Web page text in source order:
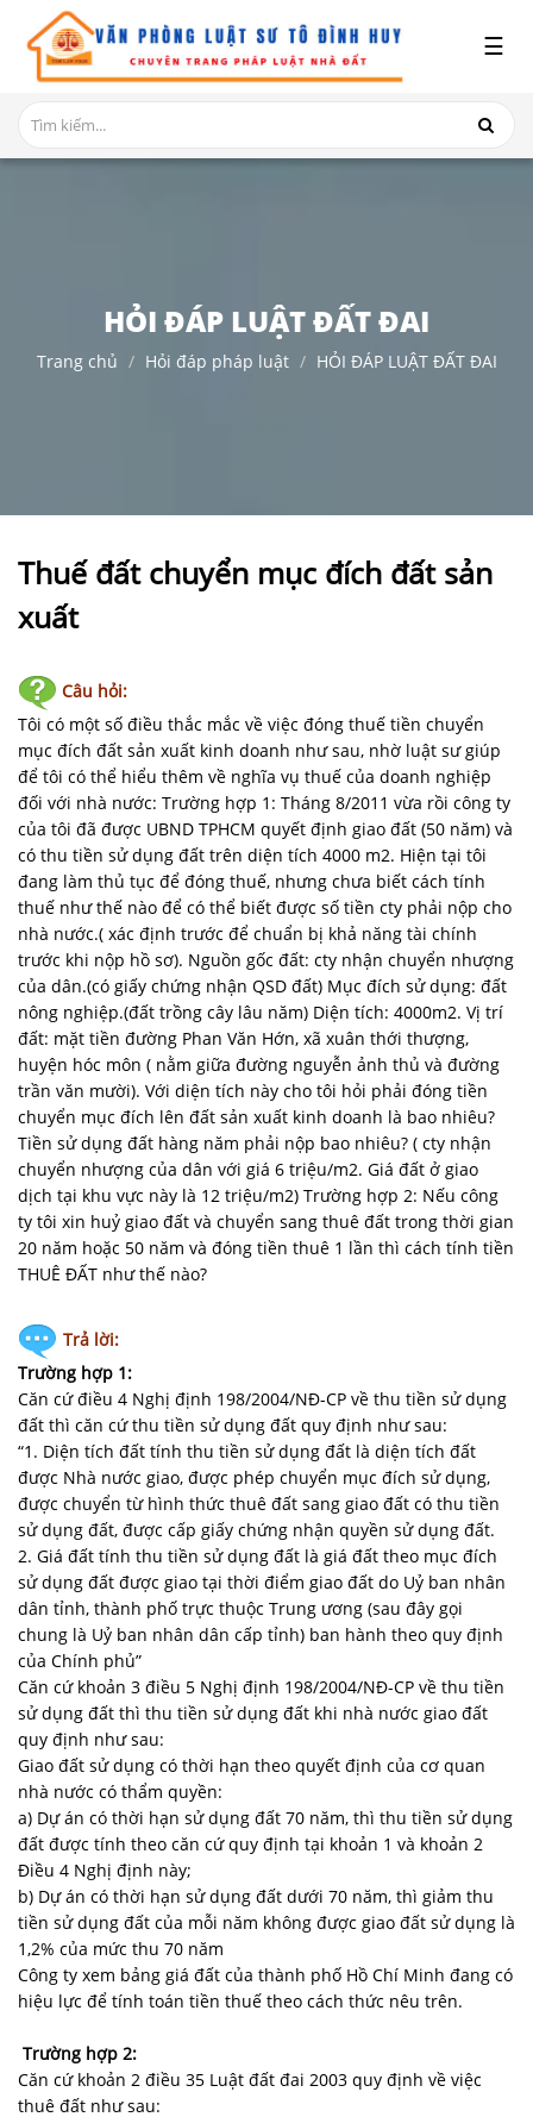
GIỚI
THIỆU
DỊCH
TỤC
ĐẤT
VĂN
-
BIỂU
MẪU
LIÊN
HỆ
☰
HỎI ĐÁP LUẬT ĐẤT ĐAI
Trang chủ Hỏi đáp pháp luật HỎI ĐÁP LUẬT ĐẤT ĐAI
Thuế đất chuyển mục đích đất sản
xuất
Câu hỏi:
Tôi có một số điều thắc mắc về việc đóng thuế tiền chuyển
mục đích đất sản xuất kinh doanh như sau, nhờ luật sư giúp
để tôi có thể hiểu thêm về nghĩa vụ thuế của doanh nghiệp
đối với nhà nước: Trường hợp 1: Tháng 8/2011 vừa rồi công ty
của tôi đã được UBND TPHCM quyết định giao đất (50 năm) và
có thu tiền sử dụng đất trên diện tích 4000 m2. Hiện tại tôi
đang làm thủ tục để đóng thuế, nhưng chưa biết cách tính
thuế như thế nào để có thể biết được số tiền cty phải nộp cho
nhà nước.( xác định trước để chuẩn bị khả năng tài chính
trước khi nộp hồ sơ). Nguồn gốc đất: cty nhận chuyển nhượng
của dân.(có giấy chứng nhận QSD đất) Mục đích sử dụng: đất
nông nghiệp.(đất trồng cây lâu năm) Diện tích: 4000m2. Vị trí
đất: mặt tiền đường Phan Văn Hớn, xã xuân thới thượng,
huyện hóc môn ( nằm giữa đường nguyễn ảnh thủ và đường
trần văn mười). Với diện tích này cho tôi hỏi phải đóng tiền
chuyển mục đích lên đất sản xuất kinh doanh là bao nhiêu?
Tiền sử dụng đất hàng năm phải nộp bao nhiêu? ( cty nhận
chuyển nhượng của dân với giá 6 triệu/m2. Giá đất ở giao
dịch tại khu vực này là 12 triệu/m2) Trường hợp 2: Nếu công
ty tôi xin huỷ giao đất và chuyển sang thuê đất trong thời gian
20 năm hoặc 50 năm và đóng tiền thuê 1 lần thì cách tính tiền
THUÊ ĐẤT như thế nào?
Trả lời:
Trường hợp 1:
Căn cứ điều 4 Nghị định 198/2004/NĐ-CP về thu tiền sử dụng
đất thì căn cứ thu tiền sử dụng đất quy định như sau:
“1. Diện tích đất tính thu tiền sử dụng đất là diện tích đất
được Nhà nước giao, được phép chuyển mục đích sử dụng,
được chuyển từ hình thức thuê đất sang giao đất có thu tiền
sử dụng đất, được cấp giấy chứng nhận quyền sử dụng đất.
2. Giá đất tính thu tiền sử dụng đất là giá đất theo mục đích
sử dụng đất được giao tại thời điểm giao đất do Uỷ ban nhân
dân tỉnh, thành phố trực thuộc Trung ương (sau đây gọi
chung là Uỷ ban nhân dân cấp tỉnh) ban hành theo quy định
của Chính phủ”
Căn cứ khoản 3 điều 5 Nghị định 198/2004/NĐ-CP về thu tiền
sử dụng đất thì thu tiền sử dụng đất khi nhà nước giao đất
quy định như sau:
Giao đất sử dụng có thời hạn theo quyết định của cơ quan
nhà nước có thẩm quyền:
a) Dự án có thời hạn sử dụng đất 70 năm, thì thu tiền sử dụng
đất được tính theo căn cứ quy định tại khoản 1 và khoản 2
Điều 4 Nghị định này;
b) Dự án có thời hạn sử dụng đất dưới 70 năm, thì giảm thu
tiền sử dụng đất của mỗi năm không được giao đất sử dụng là
1,2% của mức thu 70 năm
Công ty xem bảng giá đất của thành phố Hồ Chí Minh đang có
hiệu lực để tính toán tiền thuế theo cách thức nêu trên.
Trường hợp 2:
Căn cứ khoản 2 điều 35 Luật đất đai 2003 quy định về việc
thuê đất như sau: